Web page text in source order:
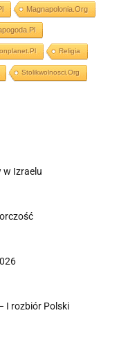
Magnapolonia.org
Religia
Stolikwolnosci.org
w Izraelu
I rozbiór Polski